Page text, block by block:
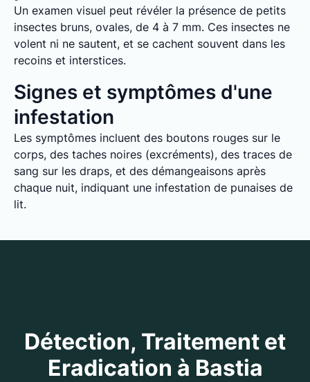
Un examen visuel peut révéler la présence de petits
insectes bruns, ovales, de 4 à 7 mm. Ces insectes ne
volent ni ne sautent, et se cachent souvent dans les
recoins et interstices.
Signes et symptômes d'une
infestation
Les symptômes incluent des boutons rouges sur le
corps, des taches noires (excréments), des traces de
sang sur les draps, et des démangeaisons après
chaque nuit, indiquant une infestation de punaises de
lit.
Détection, Traitement et
Eradication à Bastia